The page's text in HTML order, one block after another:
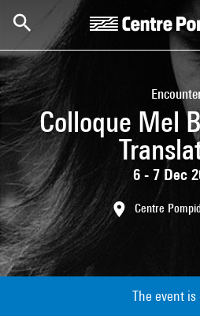
Skip to main content
Centre Pompidou
Colloque Mel
6 - 7 Dec
Centre
The event is